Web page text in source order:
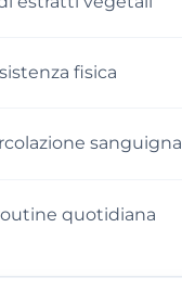
fisica
sanguigna
quotidiana